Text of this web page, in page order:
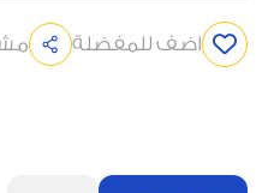
اضف للمفضلة